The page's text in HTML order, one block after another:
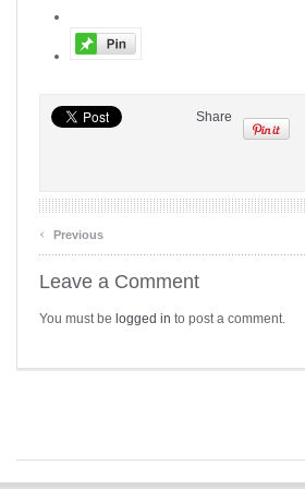
Share
‹ Previous
Leave a Comment
You must be logged in to post a comment.